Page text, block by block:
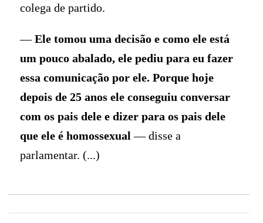
colega de partido.
—Ele tomou uma decisão e como ele está
um pouco abalado, ele pediu para eu fazer
essa comunicação por ele. Porque hoje
depois de 25 anos ele conseguiu conversar
com os pais dele e dizer para os pais dele
que ele é homossexual — disse a
parlamentar. (...)